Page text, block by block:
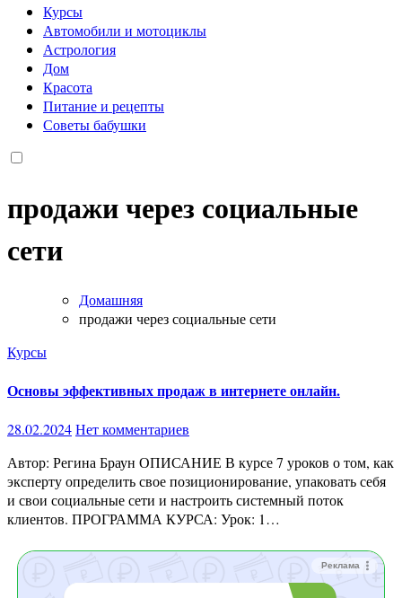
Курсы
Автомобили и мотоциклы
Астрология
Дом
Красота
Питание и рецепты
Советы бабушки
продажи через социальные
сети
Домашняя
продажи через социальные сети
Курсы
Основы эффективных продаж в интернете онлайн.
28.02.2024Нет комментариев
Автор: Регина Браун ОПИСАНИЕ В курсе 7 уроков о том, как
эксперту определить свое позиционирование, упаковать себя
и свои социальные сети и настроить системный поток
клиентов. ПРОГРАММА КУРСА: Урок: 1…
Реклама